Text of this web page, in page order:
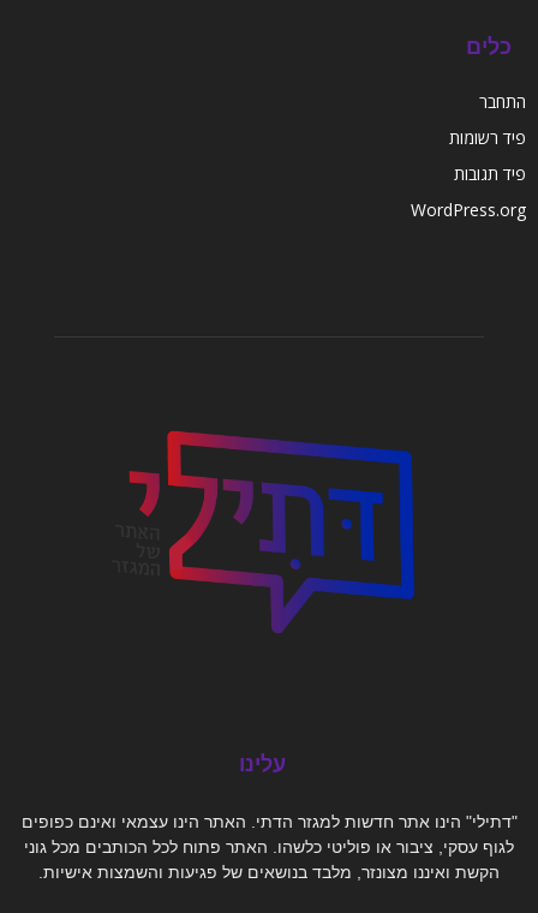
כלים
התחבר
פיד רשומות
פיד תגובות
WordPress.org
עלינו
"דתילי" הינו אתר חדשות למגזר הדתי. האתר הינו עצמאי ואינם כפופים
לגוף עסקי, ציבור או פוליטי כלשהו. האתר פתוח לכל הכותבים מכל גוני
הקשת ואיננו מצונזר, מלבד בנושאים של פגיעות והשמצות אישיות.